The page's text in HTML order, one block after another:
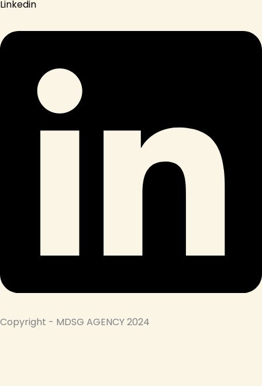
Linkedin
Copyright - MDSG AGENCY 2024